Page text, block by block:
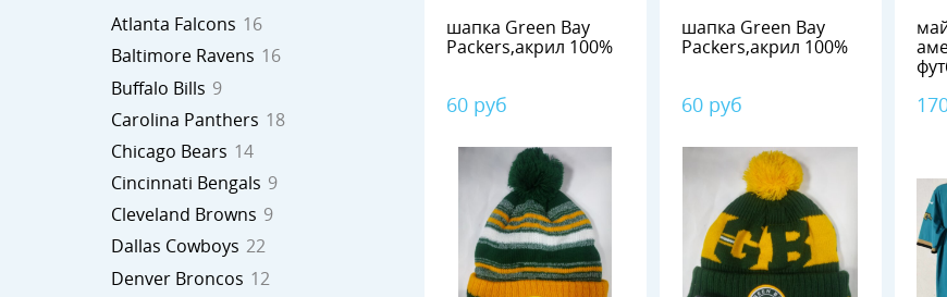
Atlanta Falcons 16
Baltimore Ravens 16
Buffalo Bills 9
Carolina Panthers 18
Chicago Bears 14
Cincinnati Bengals 9
Cleveland Browns 9
Dallas Cowboys 22
Denver Broncos 12
шапка Green Bay
Packers,акрил 100%
60 руб
шапка Green Bay
Packers,акрил 100%
60 руб
JR.